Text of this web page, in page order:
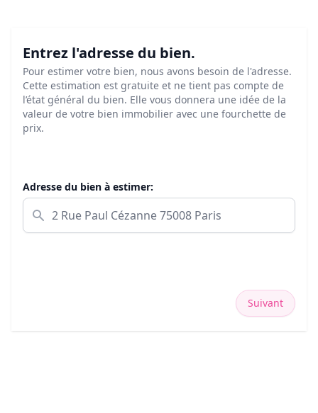
Entrez l'adresse du bien.
Pour estimer votre bien, nous avons besoin de l'adresse.
Cette estimation est gratuite et ne tient pas compte de
l’état général du bien. Elle vous donnera une idée de la
valeur de votre bien immobilier avec une fourchette de
prix.
Adresse du bien à estimer:
Suivant